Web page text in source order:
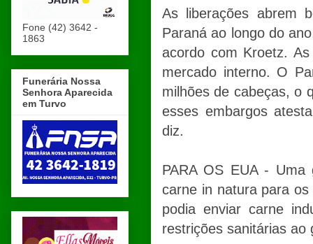
As liberações abrem
Paraná ao longo do
acordo com Kroetz.
mercado interno. O
milhões de cabeças, o
esses embargos
diz.
PARA OS EUA -
carne in natura para
podia enviar carne
restrições sanitárias
Fone (42) 3642 -
1863
Funerária Nossa
Senhora Aparecida
em Turvo